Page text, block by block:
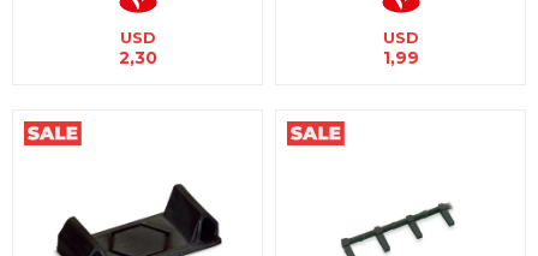
USD
2,30
USD
1,99